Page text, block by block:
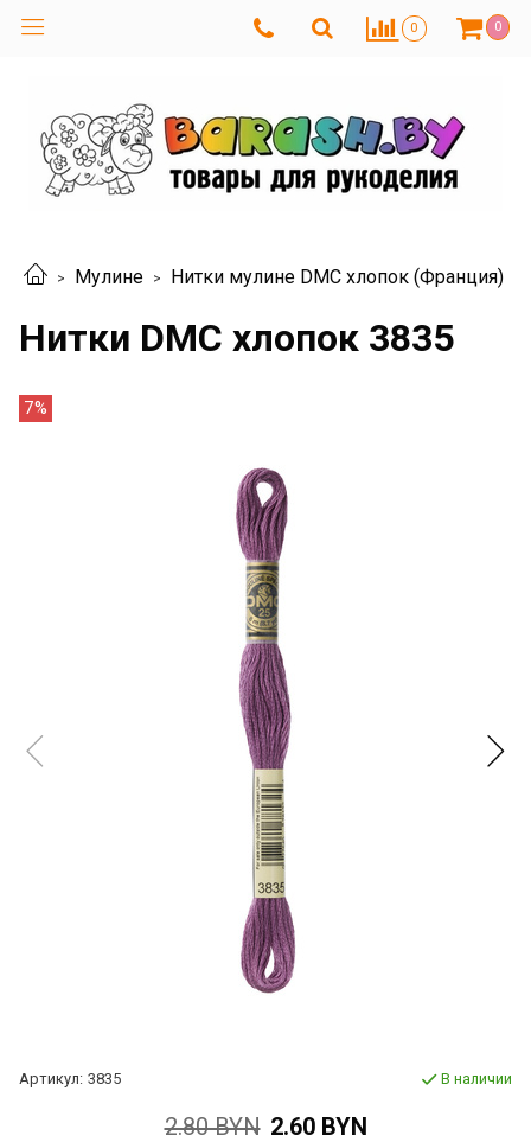
0 0
Мулине Нитки мулине DMC хлопок (Франция)
Нитки DMC хлопок 3835
7%
Артикул: 3835 В наличии
2.80 BYN 2.60 BYN